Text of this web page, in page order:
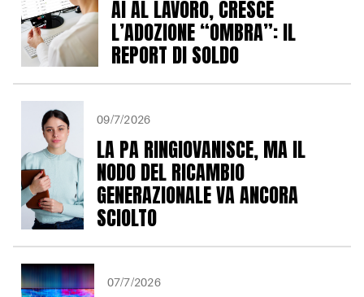
AI AL LAVORO, CRESCE
L’ADOZIONE “OMBRA”: IL
REPORT DI SOLDO
09/7/2026
LA PA RINGIOVANISCE, MA IL
NODO DEL RICAMBIO
GENERAZIONALE VA ANCORA
SCIOLTO
07/7/2026